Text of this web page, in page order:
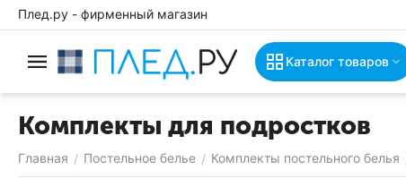
Плед.ру - фирменный магазин
Каталог товаров
Комплекты для подростков
Главная / Постельное белье / Комплекты постельного белья